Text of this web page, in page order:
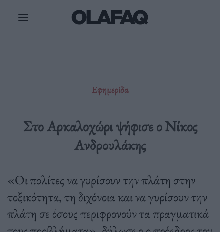
Εφημερίδα
Στο Αρκαλοχώρι ψήφισε ο Νίκος
Ανδρουλάκης
«Οι πολίτες να γυρίσουν την πλάτη στην
τοξικότητα, τη διχόνοια και να γυρίσουν την
πλάτη σε όσους περιφρονούν τα πραγματικά